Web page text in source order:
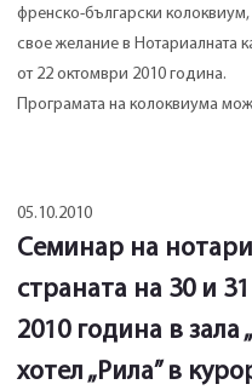
френско-български колоквиум,
свое желание в Нотариалната
от 22 октомври 2010 година.
Програмата на колоквиума
05.10.2010
Семинар на
страната на 30 и
2010 година в зала
хотел „Рила” в